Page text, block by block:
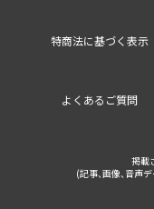
特商法に基づく表示
よくあるご質問
掲載
(記事、画像、音声